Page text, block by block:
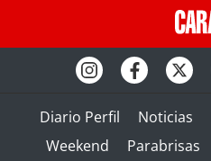
Diario Perfil Noticias
Weekend
Parabrisas